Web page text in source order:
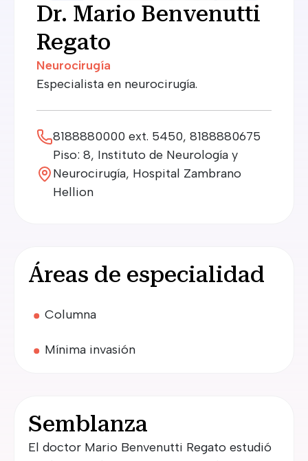
Especialista en neurocirugía.
8188880000 ext. 5450, 8188880675
Piso: 8, Instituto de Neurología y
Neurocirugía, Hospital Zambrano
Hellion
Dr. Mario Benvenutti
Regato
Neurocirugía
Áreas de especialidad
Columna
Mínima invasión
Semblanza
El doctor Mario Benvenutti Regato estudió